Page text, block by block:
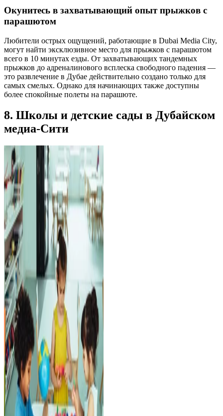
Окунитесь в захватывающий опыт прыжков с
парашютом
Любители острых ощущений, работающие в Dubai Media City,
могут найти эксклюзивное место для прыжков с парашютом
всего в 10 минутах езды. От захватывающих тандемных
прыжков до адреналинового всплеска свободного падения —
это развлечение в Дубае действительно создано только для
самых смелых. Однако для начинающих также доступны
более спокойные полеты на парашюте.
8. Школы и детские сады в Дубайском
медиа-Сити